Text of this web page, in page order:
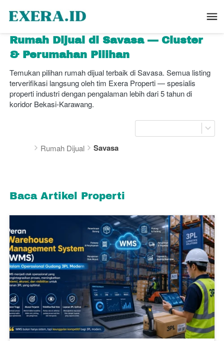
Rumah Dijual di Savasa — Cluster
& Perumahan Pilihan
Temukan pilihan rumah dijual terbaik di Savasa. Semua listing
terverifikasi langsung oleh tim Exera Properti — spesialis
properti industri dengan pengalaman lebih dari 5 tahun di
koridor Bekasi-Karawang.
Rumah Dijual Savasa
Baca Artikel Properti